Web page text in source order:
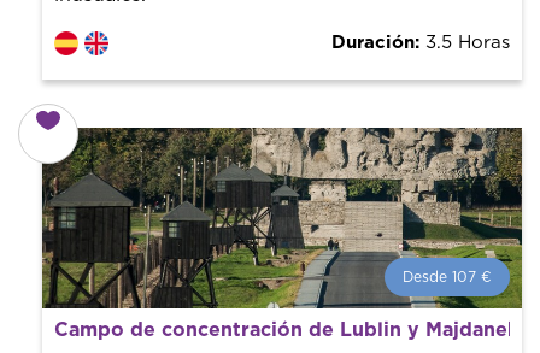
Duración: 3.5 Horas
Desde 107 €
Desde 107 € por persona.
¡Reserva con nosotros! Colaboramos con los mejores
Campo de concentración de Lublin y Majdanek